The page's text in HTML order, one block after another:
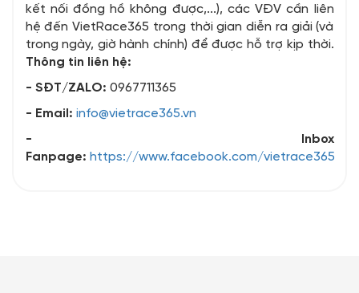
kết nối đồng hồ không được,...), các VĐV cần liên
hệ đến VietRace365 trong thời gian diễn ra giải (và
trong ngày, giờ hành chính) để được hỗ trợ kịp thời.
Thông tin liên hệ:
- SĐT/ZALO: 0967711365
- Email: info@vietrace365.vn
- Inbox
Fanpage: https://www.facebook.com/vietrace365